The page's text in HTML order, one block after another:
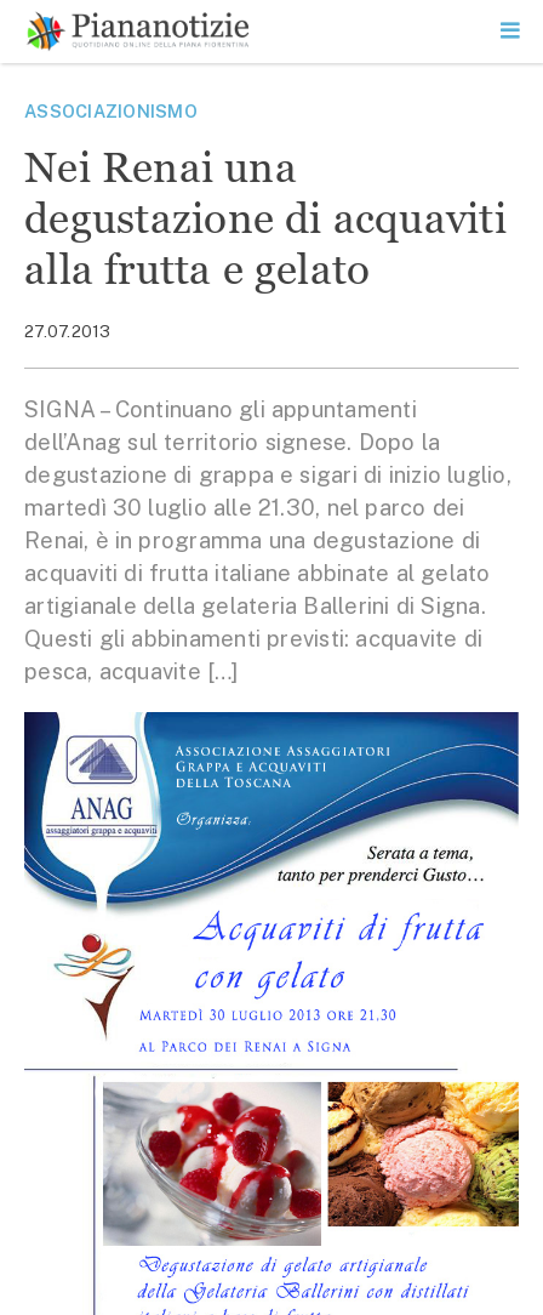
contenuto
SEARCH
ASSOCIAZIONISMO
Nei Renai una
degustazione di acquaviti
alla frutta e gelato
27.07.2013
SIGNA – Continuano gli appuntamenti
dell’Anag sul territorio signese. Dopo la
degustazione di grappa e sigari di inizio luglio,
martedì 30 luglio alle 21.30, nel parco dei
Renai, è in programma una degustazione di
acquaviti di frutta italiane abbinate al gelato
artigianale della gelateria Ballerini di Signa.
Questi gli abbinamenti previsti: acquavite di
pesca, acquavite […]